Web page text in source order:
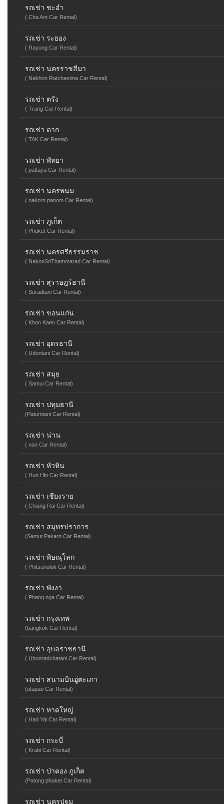
รถเช่า ชะอำ
( Cha Am Car Rental)
รถเช่า ระยอง
( Rayong Car Rental)
รถเช่า นครราชสีมา
( Nakhon Ratchasima Car Rental)
รถเช่า ตรัง
( Trang Car Rental)
รถเช่า ตาก
( TAK Car Rental)
รถเช่า พัทยา
( pattaya Car Rental)
รถเช่า นครพนม
( nakorn panom Car Rental)
รถเช่า ภูเก็ต
( Phuket Car Rental)
รถเช่า นครศรีธรรมราช
( NakonSriThammarad Car Rental)
รถเช่า สุราษฎร์ธานี
( Suradtani Car Rental)
รถเช่า ขอนแก่น
( Khon Kaen Car Rental)
รถเช่า อุดรธานี
( Udontani Car Rental)
รถเช่า สมุย
( Samui Car Rental)
รถเช่า ปทุมธานี
(Patumtani Car Rental)
รถเช่า น่าน
( nan Car Rental)
รถเช่า หัวหิน
( Hun Hin Car Rental)
รถเช่า เชียงราย
( Chiang Rai Car Rental)
รถเช่า สมุทรปราการ
(Samut Pakarn Car Rental)
รถเช่า พิษณุโลก
( Phitsanulok Car Rental)
รถเช่า พังงา
( Phang nga Car Rental)
รถเช่า กรุงเทพ
(bangkok Car Rental)
รถเช่า อุบลราชธานี
( Ubonradchatani Car Rental)
รถเช่า สนามบินอู่ตะเภา
(utapao Car Rental)
รถเช่า หาดใหญ่
( Had Yai Car Rental)
รถเช่า กระบี่
( Krabi Car Rental)
รถเช่า ป่าตอง ภูเก็ต
(Patong phuket Car Rental)
รถเช่า นครปฐม